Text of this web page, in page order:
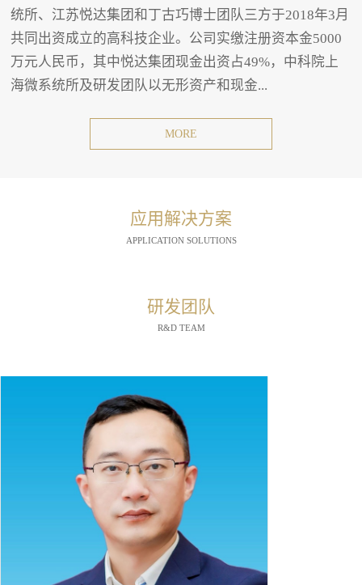
统所、江苏悦达集团和丁古巧博士团队三方于2018年3月
共同出资成立的高科技企业。公司实缴注册资本金5000
万元人民币，其中悦达集团现金出资占49%，中科院上
海微系统所及研发团队以无形资产和现金...
MORE
应用解决方案
APPLICATION SOLUTIONS
研发团队
R&D TEAM